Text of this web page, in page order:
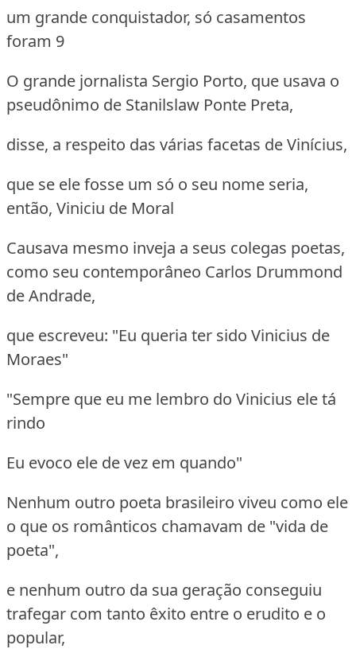
um grande conquistador, só casamentos
foram 9
O grande jornalista Sergio Porto, que usava o
pseudônimo de Stanilslaw Ponte Preta,
disse, a respeito das várias facetas de Vinícius,
que se ele fosse um só o seu nome seria,
então, Viniciu de Moral
Causava mesmo inveja a seus colegas poetas,
como seu contemporâneo Carlos Drummond
de Andrade,
que escreveu: "Eu queria ter sido Vinicius de
Moraes"
"Sempre que eu me lembro do Vinicius ele tá
rindo
Eu evoco ele de vez em quando"
Nenhum outro poeta brasileiro viveu como ele
o que os românticos chamavam de "vida de
poeta",
e nenhum outro da sua geração conseguiu
trafegar com tanto êxito entre o erudito e o
popular,